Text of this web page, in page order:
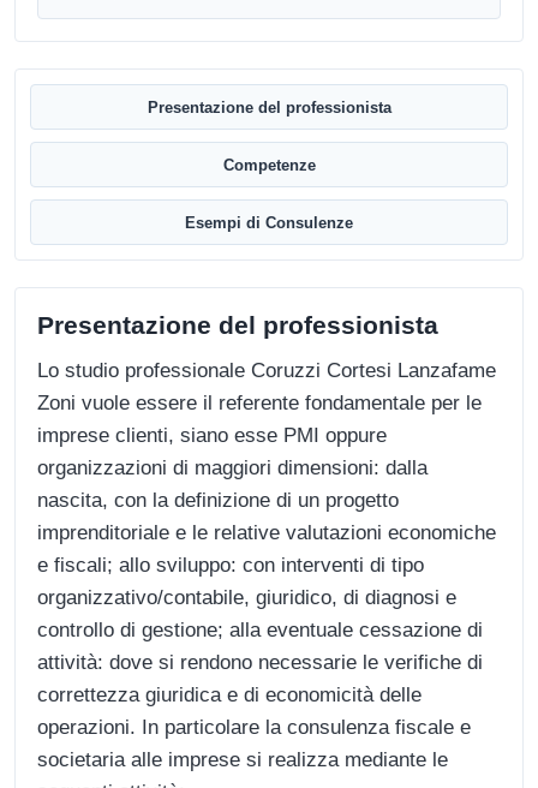
Presentazione del professionista
Competenze
Esempi di Consulenze
Presentazione del professionista
Lo studio professionale Coruzzi Cortesi Lanzafame
Zoni vuole essere il referente fondamentale per le
imprese clienti, siano esse PMI oppure
organizzazioni di maggiori dimensioni: dalla
nascita, con la definizione di un progetto
imprenditoriale e le relative valutazioni economiche
e fiscali; allo sviluppo: con interventi di tipo
organizzativo/contabile, giuridico, di diagnosi e
controllo di gestione; alla eventuale cessazione di
attività: dove si rendono necessarie le verifiche di
correttezza giuridica e di economicità delle
operazioni. In particolare la consulenza fiscale e
societaria alle imprese si realizza mediante le